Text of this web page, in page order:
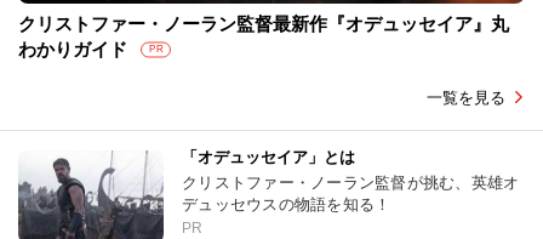
クリストファー・ノーラン監督最新作『オデュッセイア』丸
わかりガイド
PR
一覧を見る
「オデュッセイア」とは
クリストファー・ノーラン監督が挑む、英雄オ
デュッセウスの物語を知る！
PR